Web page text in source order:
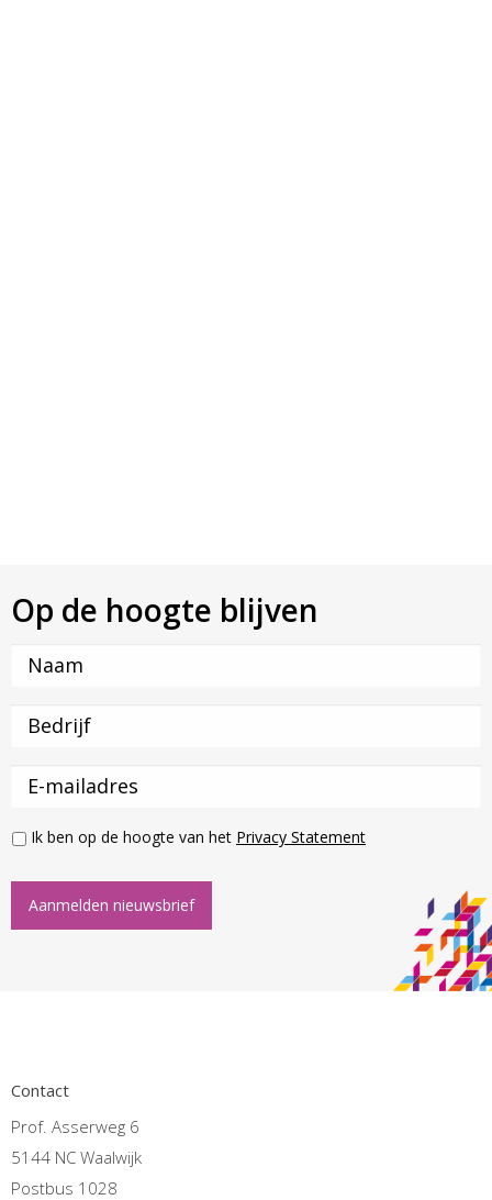
Op de hoogte blijven
Ik ben op de hoogte van het Privacy Statement
Aanmelden nieuwsbrief
Contact
Prof. Asserweg 6
5144 NC Waalwijk
Postbus 1028